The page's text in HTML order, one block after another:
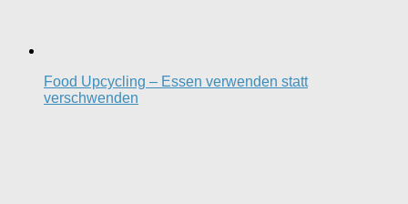
Food Upcycling – Essen verwenden statt
verschwenden